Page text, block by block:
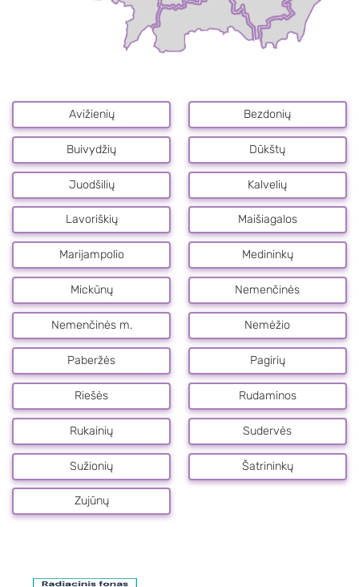
Avižienių Bezdonių
Buivydžių Dūkštų
Juodšilių Kalvelių
Lavoriškių Maišiagalos
Marijampolio Medininkų
Mickūnų Nemenčinės
Nemenčinės m. Nemėžio
Paberžės Pagirių
Riešės Rudaminos
Rukainių Sudervės
Sužionių Šatrininkų
Zujūnų